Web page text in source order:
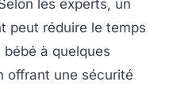
les experts, un
peut réduire le temps
à quelques
offrant une sécurité